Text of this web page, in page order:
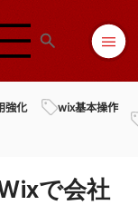
強化 wix基本操作
で会社